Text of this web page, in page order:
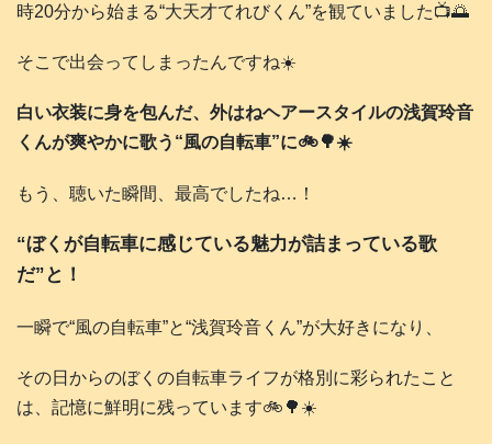
時20分から始まる“大天才てれびくん”を観ていました📺️🌅
そこで出会ってしまったんですね☀️
白い衣装に身を包んだ、外はねヘアースタイルの浅賀玲音
くんが爽やかに歌う“風の自転車”に🚲️🌳☀️
もう、聴いた瞬間、最高でしたね…！
“ぼくが自転車に感じている魅力が詰まっている歌
だ”と！
一瞬で“風の自転車”と“浅賀玲音くん”が大好きになり、
その日からのぼくの自転車ライフが格別に彩られたこと
は、記憶に鮮明に残っています🚲️🌳☀️